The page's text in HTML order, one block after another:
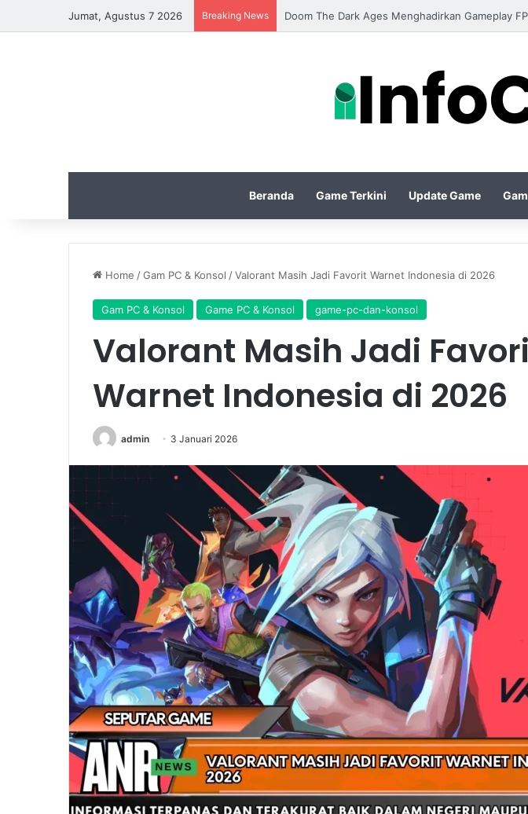
Jumat, Agustus 7 2026 Breaking News Update Diablo IV Season Terbaru Menghadirkan
Beranda Game Terkini Update Game
Home /Gam PC & Konsol /Valorant Masih Jadi Favorit Warnet Indonesia di 2026
Gam PC & Konsol Game PC & Konsol game-pc-dan-konsol
Valorant Masih Jadi
Warnet Indonesia di 2026
admin 3 Januari 2026